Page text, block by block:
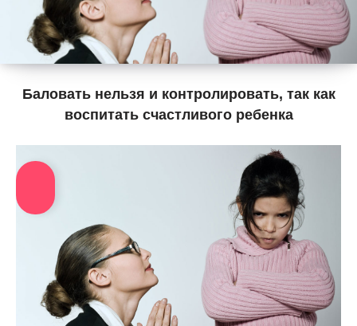
Баловать нельзя и контролировать, так как
воспитать счастливого ребенка